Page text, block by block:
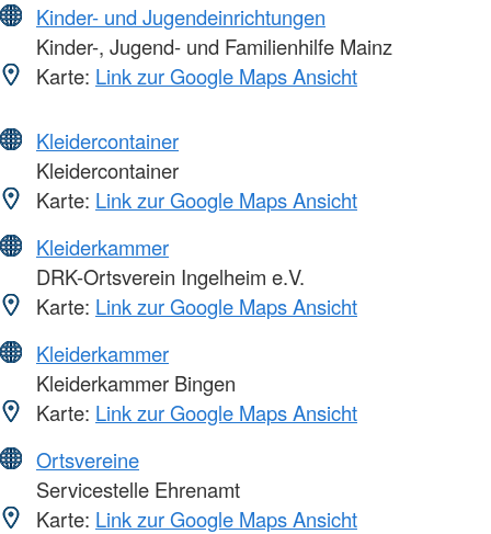
Kinder- und Jugendeinrichtungen
Kinder-, Jugend- und Familienhilfe Mainz
Karte: Link zur Google Maps Ansicht
Kleidercontainer
Kleidercontainer
Karte: Link zur Google Maps Ansicht
Kleiderkammer
DRK-Ortsverein Ingelheim e.V.
Karte: Link zur Google Maps Ansicht
Kleiderkammer
Kleiderkammer Bingen
Karte: Link zur Google Maps Ansicht
Ortsvereine
Servicestelle Ehrenamt
Karte: Link zur Google Maps Ansicht